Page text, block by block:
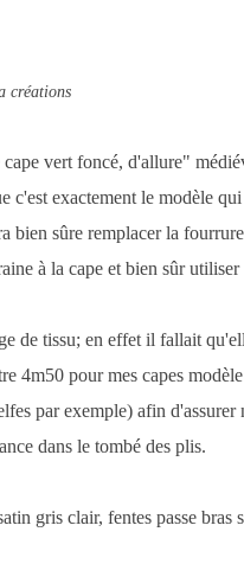
créations
vert foncé, d'allure"
c'est exactement le modèle
bien sûre remplacer la
à la cape et bien sûr
de tissu; en effet il fallait
4m50 pour mes capes
par exemple) afin
dans le tombé des plis.
gris clair, fentes passe bras